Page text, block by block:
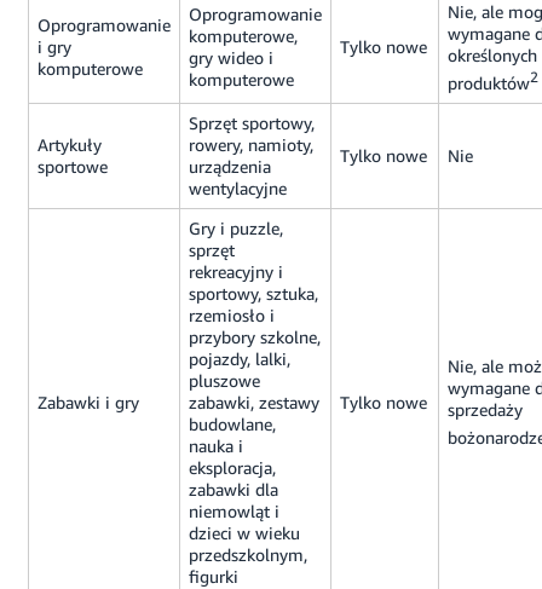
Oprogramowanie
i gry
komputerowe
Oprogramowanie
komputerowe,
gry wideo i
komputerowe
Tylko nowe
Nie, ale
wymagane
określonych
produktów2
Artykuły
sportowe
Sprzęt sportowy,
rowery, namioty,
urządzenia
wentylacyjne
Tylko nowe Nie
Zabawki i gry
Gry i puzzle,
sprzęt
rekreacyjny i
sportowy, sztuka,
rzemiosło i
przybory szkolne,
pojazdy, lalki,
pluszowe
zabawki, zestawy
budowlane,
nauka i
eksploracja,
zabawki dla
niemowląt i
dzieci w wieku
przedszkolnym,
figurki
Tylko nowe
Nie, ale
wymagane
sprzedaży